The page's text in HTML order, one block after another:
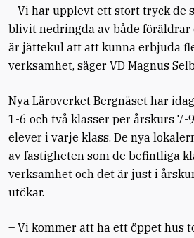
– Vi har upplevt ett stort tryck de
blivit nedringda av både föräldrar
är jättekul att att kunna erbjuda
verksamhet, säger VD Magnus
Nya Läroverket Bergnäset har
1-6 och två klasser per årskurs 7-
elever i varje klass. De nya
av fastigheten som de befintliga
verksamhet och det är just i
utökar.
– Vi kommer att ha ett öppet hus